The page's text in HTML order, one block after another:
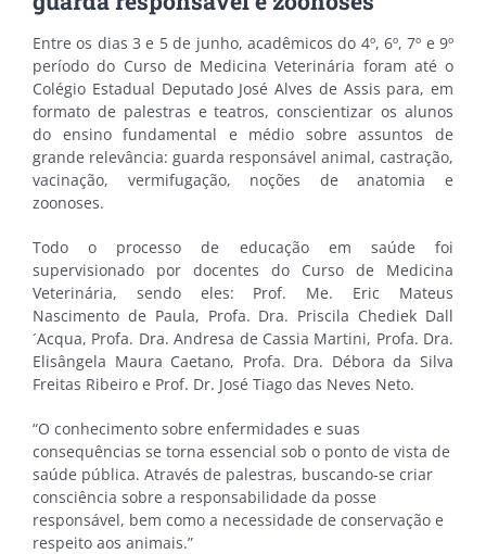
Entre os dias 3 e 5 de junho, acadêmicos do 4º, 6º, 7º e 9º
período do Curso de Medicina Veterinária foram até o
Colégio Estadual Deputado José Alves de Assis para, em
formato de palestras e teatros, conscientizar os alunos
do ensino fundamental e médio sobre assuntos de
grande relevância: guarda responsável animal, castração,
vacinação, vermifugação, noções de anatomia e
zoonoses.
Todo o processo de educação em saúde foi
supervisionado por docentes do Curso de Medicina
Veterinária, sendo eles: Prof. Me. Eric Mateus
Nascimento de Paula, Profa. Dra. Priscila Chediek Dall
´Acqua, Profa. Dra. Andresa de Cassia Martini, Profa. Dra.
Elisângela Maura Caetano, Profa. Dra. Débora da Silva
Freitas Ribeiro e Prof. Dr. José Tiago das Neves Neto.
“O conhecimento sobre enfermidades e suas
consequências se torna essencial sob o ponto de vista de
saúde pública. Através de palestras, buscando-se criar
consciência sobre a responsabilidade da posse
responsável, bem como a necessidade de conservação e
respeito aos animais.”